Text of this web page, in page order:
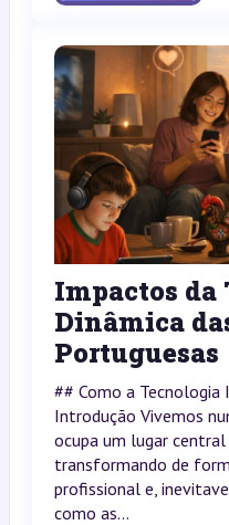
Impactos da
Dinâmica
Portuguesas
## Como a Tecnologia
Introdução Vivemos
ocupa um lugar central
transformando de
profissional e,
como as...